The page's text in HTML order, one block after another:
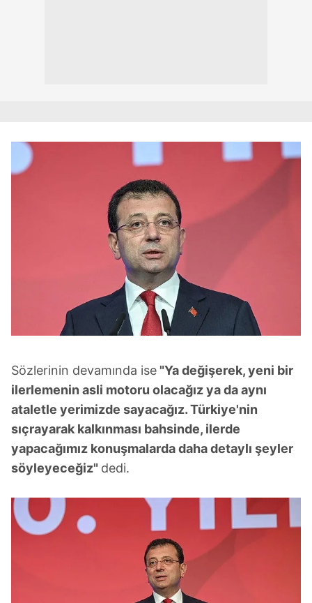
Sözlerinin devamında ise "Ya değişerek, yeni bir
ilerlemenin asli motoru olacağız ya da aynı
ataletle yerimizde sayacağız. Türkiye'nin
sıçrayarak kalkınması bahsinde, ilerde
yapacağımız konuşmalarda daha detaylı şeyler
söyleyeceğiz" dedi.